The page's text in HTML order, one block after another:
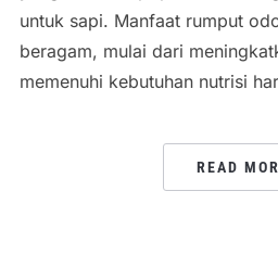
untuk sapi. Manfaat rumput
beragam, mulai dari
memenuhi kebutuhan nutrisi
READ